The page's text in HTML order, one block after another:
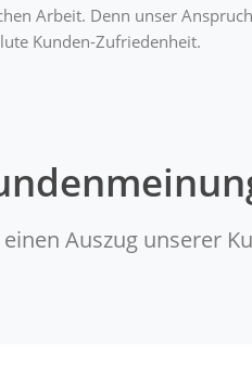
Arbeit. Denn unser
Kunden-Zufriedenheit.
Auszug unserer